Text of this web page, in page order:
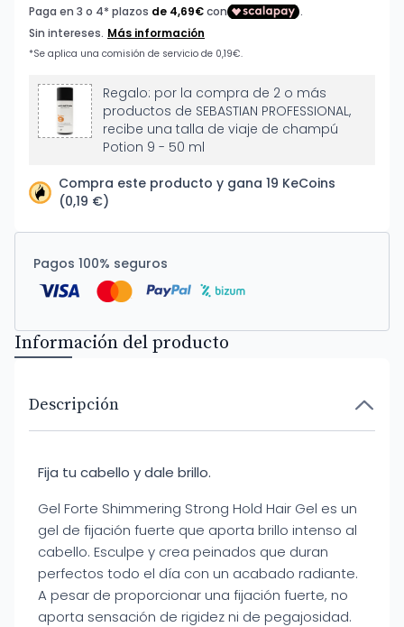
Regalo: por la compra de 2 o más
productos de SEBASTIAN PROFESSIONAL,
recibe una talla de viaje de champú
Potion 9 - 50 ml
Compra este producto y gana 19 KeCoins
(0,19 €)
Pagos 100% seguros
Información del producto
Descripción
Fija tu cabello y dale brillo.
Gel Forte Shimmering Strong Hold Hair Gel es un
gel de fijación fuerte que aporta brillo intenso al
cabello. Esculpe y crea peinados que duran
perfectos todo el día con un acabado radiante.
A pesar de proporcionar una fijación fuerte, no
aporta sensación de rigidez ni de pegajosidad.